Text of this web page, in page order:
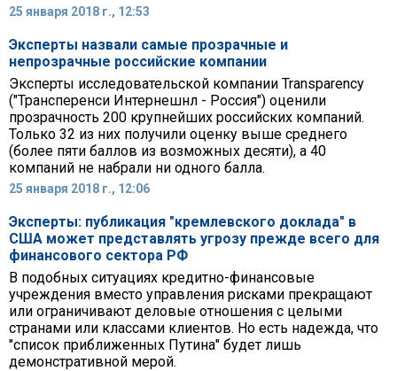
25 января 2018 г., 12:53
Эксперты назвали самые прозрачные и
непрозрачные российские компании
Эксперты исследовательской компании Transparency
("Трансперенси Интернешнл - Россия") оценили
прозрачность 200 крупнейших российских компаний.
Только 32 из них получили оценку выше среднего
(более пяти баллов из возможных десяти), а 40
компаний не набрали ни одного балла.
25 января 2018 г., 12:06
Эксперты: публикация "кремлевского доклада" в
США может представлять угрозу прежде всего для
финансового сектора РФ
В подобных ситуациях кредитно-финансовые
учреждения вместо управления рисками прекращают
или ограничивают деловые отношения с целыми
странами или классами клиентов. Но есть надежда, что
"список приближенных Путина" будет лишь
демонстративной мерой.